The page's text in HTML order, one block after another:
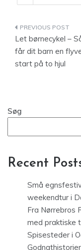
Let børnecykel –
får dit barn en
start på to hjul
Søg
Recent
Små
weekendtur i
Fra Nørrebros
med praktiske
Spisesteder i